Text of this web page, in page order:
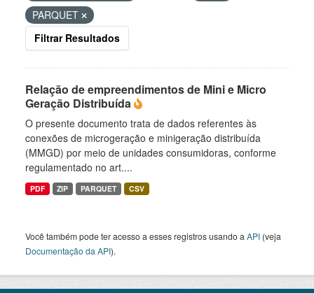
PARQUET
Filtrar Resultados
Relação de empreendimentos de Mini e Micro
Geração Distribuída
O presente documento trata de dados referentes às
conexões de microgeração e minigeração distribuída
(MMGD) por meio de unidades consumidoras, conforme
regulamentado no art....
PDF ZIP PARQUET CSV
Você também pode ter acesso a esses registros usando a API (veja
Documentação da API).